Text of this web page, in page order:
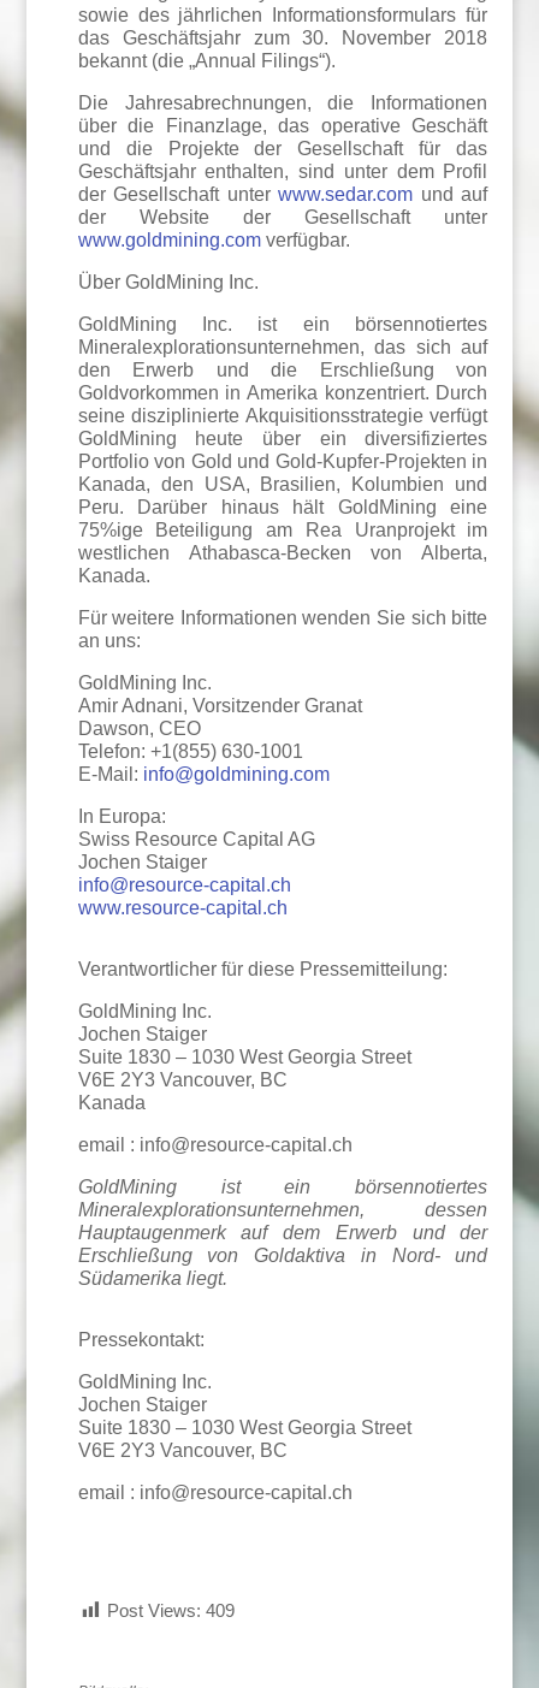
sowie des jährlichen Informationsformulars für
das Geschäftsjahr zum 30. November 2018
bekannt (die „Annual Filings“).
Die Jahresabrechnungen, die Informationen
über die Finanzlage, das operative Geschäft
und die Projekte der Gesellschaft für das
Geschäftsjahr enthalten, sind unter dem Profil
der Gesellschaft unterwww.sedar.com und auf
der Website der Gesellschaft unter
www.goldmining.comverfügbar.
Über GoldMining Inc.
GoldMining Inc. ist ein börsennotiertes
Mineralexplorationsunternehmen, das sich auf
den Erwerb und die Erschließung von
Goldvorkommen in Amerika konzentriert. Durch
seine disziplinierte Akquisitionsstrategie verfügt
GoldMining heute über ein diversifiziertes
Portfolio von Gold und Gold-Kupfer-Projekten in
Kanada, den USA, Brasilien, Kolumbien und
Peru. Darüber hinaus hält GoldMining eine
75%ige Beteiligung am Rea Uranprojekt im
westlichen Athabasca-Becken von Alberta,
Kanada.
Für weitere Informationen wenden Sie sich bitte
an uns:
GoldMining Inc.
Amir Adnani, Vorsitzender Granat
Dawson, CEO
Telefon: +1(855) 630-1001
E-Mail: info@goldmining.com
In Europa:
Swiss Resource Capital AG
Jochen Staiger
info@resource-capital.ch
www.resource-capital.ch
Verantwortlicher für diese Pressemitteilung:
GoldMining Inc.
Jochen Staiger
Suite 1830 – 1030 West Georgia Street
V6E 2Y3 Vancouver, BC
Kanada
email : info@resource-capital.ch
GoldMining ist ein börsennotiertes
Mineralexplorationsunternehmen, dessen
Hauptaugenmerk auf dem Erwerb und der
Erschließung von Goldaktiva in Nord- und
Südamerika liegt.
Pressekontakt:
GoldMining Inc.
Jochen Staiger
Suite 1830 – 1030 West Georgia Street
V6E 2Y3 Vancouver, BC
email : info@resource-capital.ch
Post Views: 409